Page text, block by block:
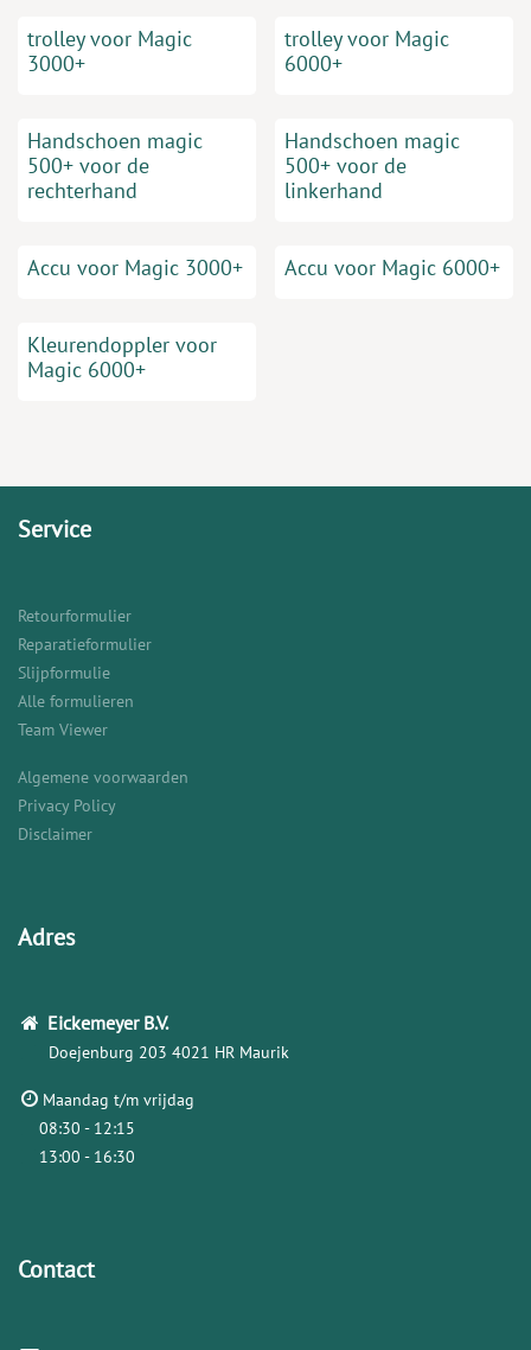
trolley voor Magic
3000+
trolley voor Magic
6000+
Handschoen magic
500+ voor de
rechterhand
Handschoen magic
500+ voor de
linkerhand
Accu voor Magic 3000+ Accu voor Magic 6000+
Kleurendoppler voor
Magic 6000+
Service
Retourformulier
Reparatieformulier
Slijpformulie
Alle formulieren
Team Viewer
Algemene voorwaarden
Privacy Policy
Disclaimer
Adres
Eickemeyer B.V.
Doejenburg 203 4021 HR Maurik
Maandag t/m vrijdag
08:30 - 12:15
13:00 - 16:30
Contact